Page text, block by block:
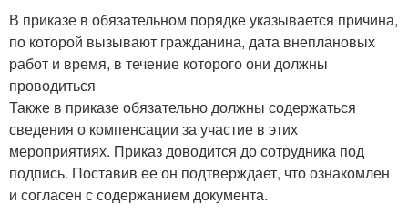
В приказе в обязательном порядке указывается причина,
по которой вызывают гражданина, дата внеплановых
работ и время, в течение которого они должны
проводиться
Также в приказе обязательно должны содержаться
сведения о компенсации за участие в этих
мероприятиях. Приказ доводится до сотрудника под
подпись. Поставив ее он подтверждает, что ознакомлен
и согласен с содержанием документа.